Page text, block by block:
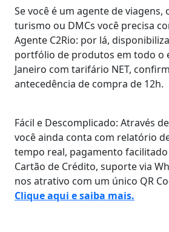
Se você é um agente de viagens,
turismo ou DMCs você precisa
Agente C2Rio: por lá,
portfólio de produtos em todo o
Janeiro com tarifário NET,
antecedência de compra de 12h.
Fácil e Descomplicado: Através
você ainda conta com relatório
tempo real, pagamento facilitado
Cartão de Crédito, suporte via
nos atrativo com um único QR
Clique aqui e saiba mais.